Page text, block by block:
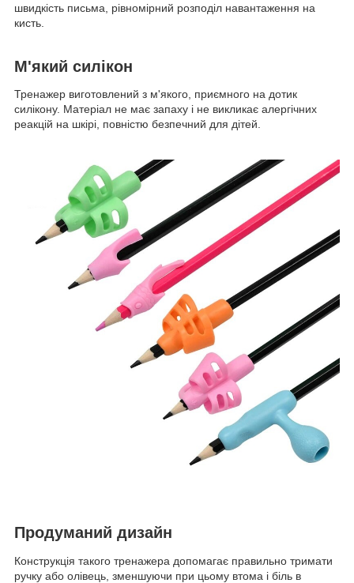
швидкість письма, рівномірний розподіл навантаження на
кисть.
М'який силікон
Тренажер виготовлений з м'якого, приємного на дотик
силікону. Матеріал не має запаху і не викликає алергічних
реакцій на шкірі, повністю безпечний для дітей.
Продуманий дизайн
Конструкція такого тренажера допомагає правильно тримати
ручку або олівець, зменшуючи при цьому втома і біль в